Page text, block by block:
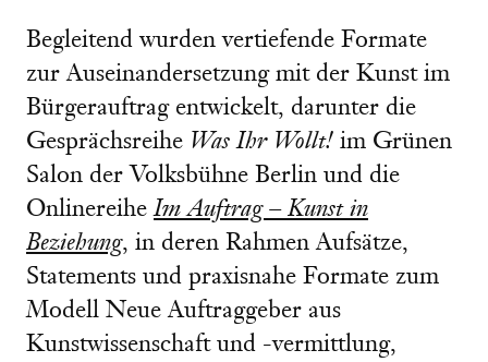
Begleitend wurden vertiefende Formate
zur Auseinandersetzung mit der Kunst im
Bürgerauftrag entwickelt, darunter die
Gesprächsreihe Was Ihr Wollt! im Grünen
Salon der Volksbühne Berlin und die
OnlinereiheIm Auftrag – Kunst in
Beziehung, in deren Rahmen Aufsätze,
Statements und praxisnahe Formate zum
Modell Neue Auftraggeber aus
Kunstwissenschaft und -vermittlung,